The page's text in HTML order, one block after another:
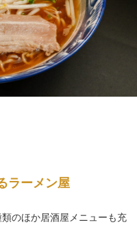
ラーメン屋
のほか居酒屋メニューも充